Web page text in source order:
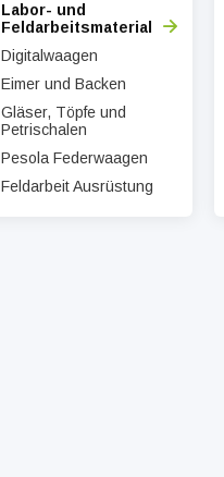
Labor- und
Feldarbeitsmaterial
Digitalwaagen
Eimer und Backen
Gläser, Töpfe und
Petrischalen
Pesola Federwaagen
Feldarbeit Ausrüstung